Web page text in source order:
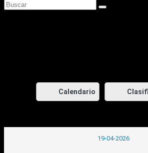
Calendario
19-04-2026